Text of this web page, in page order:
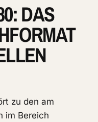
DAS
zu den am
im Bereich